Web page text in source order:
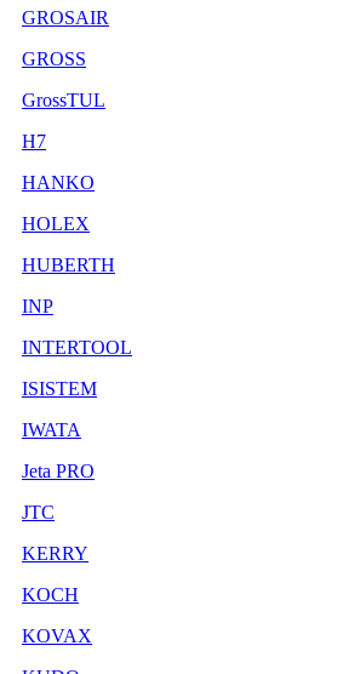
GROSAIR
GROSS
GrossTUL
H7
HANKO
HOLEX
HUBERTH
INP
INTERTOOL
ISISTEM
IWATA
Jeta PRO
JTC
KERRY
KOCH
KOVAX